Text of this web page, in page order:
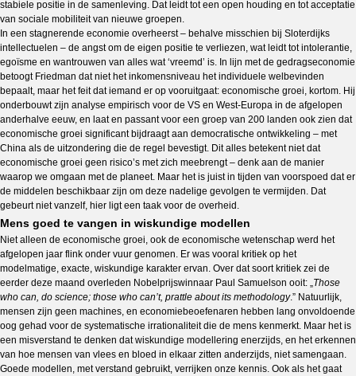
stabiele positie in de samenleving. Dat leidt tot een open houding en tot acceptatie
van sociale mobiliteit van nieuwe groepen.
In een stagnerende economie overheerst – behalve misschien bij Sloterdijks
intellectuelen – de angst om de eigen positie te verliezen, wat leidt tot intolerantie,
egoïsme en wantrouwen van alles wat ‘vreemd’ is. In lijn met de gedragseconomie
betoogt Friedman dat niet het inkomensniveau het individuele welbevinden
bepaalt, maar het feit dat iemand er op vooruitgaat: economische groei, kortom. Hij
onderbouwt zijn analyse empirisch voor de VS en West-Europa in de afgelopen
anderhalve eeuw, en laat en passant voor een groep van 200 landen ook zien dat
economische groei significant bijdraagt aan democratische ontwikkeling – met
China als de uitzondering die de regel bevestigt. Dit alles betekent niet dat
economische groei geen risico’s met zich meebrengt – denk aan de manier
waarop we omgaan met de planeet. Maar het is juist in tijden van voorspoed dat er
de middelen beschikbaar zijn om deze nadelige gevolgen te vermijden. Dat
gebeurt niet vanzelf, hier ligt een taak voor de overheid.
Mens goed te vangen in wiskundige modellen
Niet alleen de economische groei, ook de economische wetenschap werd het
afgelopen jaar flink onder vuur genomen. Er was vooral kritiek op het
modelmatige, exacte, wiskundige karakter ervan. Over dat soort kritiek zei de
eerder deze maand overleden Nobelprijswinnaar Paul Samuelson ooit: „Those
who can, do science; those who can’t, prattle about its methodology.” Natuurlijk,
mensen zijn geen machines, en economiebeoefenaren hebben lang onvoldoende
oog gehad voor de systematische irrationaliteit die de mens kenmerkt. Maar het is
een misverstand te denken dat wiskundige modellering enerzijds, en het erkennen
van hoe mensen van vlees en bloed in elkaar zitten anderzijds, niet samengaan.
Goede modellen, met verstand gebruikt, verrijken onze kennis. Ook als het gaat